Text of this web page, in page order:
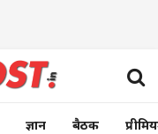
ज्ञान बैठक